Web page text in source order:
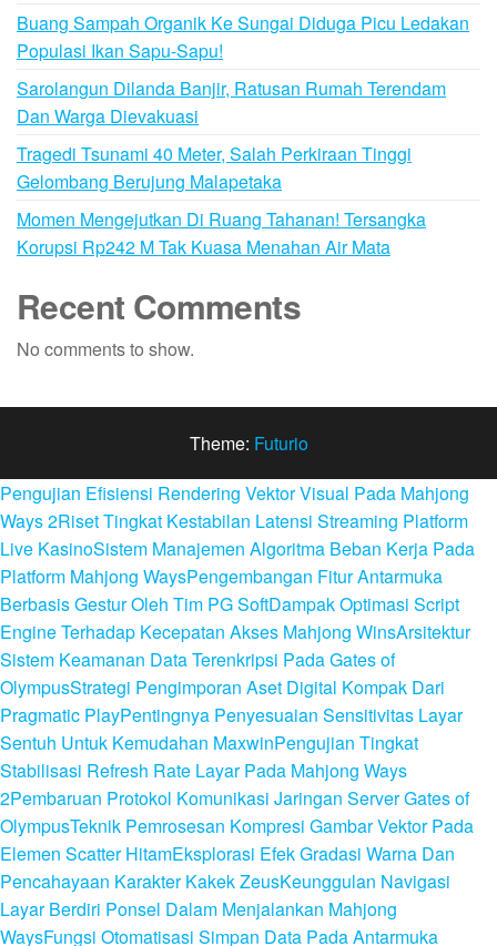
Buang Sampah Organik Ke Sungai Diduga Picu Ledakan
Populasi Ikan Sapu-Sapu!
Sarolangun Dilanda Banjir, Ratusan Rumah Terendam
Dan Warga Dievakuasi
Tragedi Tsunami 40 Meter, Salah Perkiraan Tinggi
Gelombang Berujung Malapetaka
Momen Mengejutkan Di Ruang Tahanan! Tersangka
Korupsi Rp242 M Tak Kuasa Menahan Air Mata
Recent Comments
No comments to show.
Theme: Futurio
Pengujian Efisiensi Rendering Vektor Visual Pada Mahjong
Ways 2Riset Tingkat Kestabilan Latensi Streaming Platform
Live KasinoSistem Manajemen Algoritma Beban Kerja Pada
Platform Mahjong WaysPengembangan Fitur Antarmuka
Berbasis Gestur Oleh Tim PG SoftDampak Optimasi Script
Engine Terhadap Kecepatan Akses Mahjong WinsArsitektur
Sistem Keamanan Data Terenkripsi Pada Gates of
OlympusStrategi Pengimporan Aset Digital Kompak Dari
Pragmatic PlayPentingnya Penyesuaian Sensitivitas Layar
Sentuh Untuk Kemudahan MaxwinPengujian Tingkat
Stabilisasi Refresh Rate Layar Pada Mahjong Ways
2Pembaruan Protokol Komunikasi Jaringan Server Gates of
OlympusTeknik Pemrosesan Kompresi Gambar Vektor Pada
Elemen Scatter HitamEksplorasi Efek Gradasi Warna Dan
Pencahayaan Karakter Kakek ZeusKeunggulan Navigasi
Layar Berdiri Ponsel Dalam Menjalankan Mahjong
WaysFungsi Otomatisasi Simpan Data Pada Antarmuka